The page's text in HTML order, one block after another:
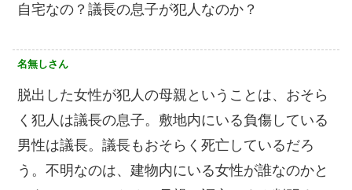
自宅なの？議長の息子が犯人なのか？
名無しさん
脱出した女性が犯人の母親ということは、おそら
く犯人は議長の息子。敷地内にいる負傷している
男性は議長。議長もおそらく死亡しているだろ
う。不明なのは、建物内にいる女性が誰なのかと